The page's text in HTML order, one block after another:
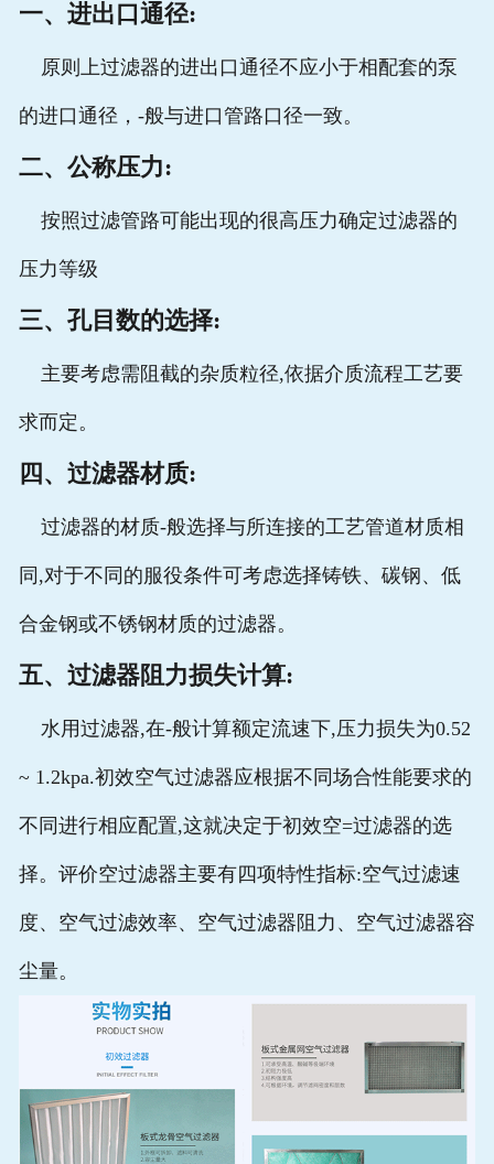
一、进出口通径:
原则上过滤器的进出口通径不应小于相配套的泵
的进口通径，-般与进口管路口径一致。
二、公称压力:
按照过滤管路可能出现的很高压力确定过滤器的
压力等级
三、孔目数的选择:
主要考虑需阻截的杂质粒径,依据介质流程工艺要
求而定。
四、过滤器材质:
过滤器的材质-般选择与所连接的工艺管道材质相
同,对于不同的服役条件可考虑选择铸铁、碳钢、低
合金钢或不锈钢材质的过滤器。
五、过滤器阻力损失计算:
水用过滤器,在-般计算额定流速下,压力损失为0.52
~ 1.2kpa.初效空气过滤器应根据不同场合性能要求的
不同进行相应配置,这就决定于初效空=过滤器的选
择。评价空过滤器主要有四项特性指标:空气过滤速
度、空气过滤效率、空气过滤器阻力、空气过滤器容
尘量。